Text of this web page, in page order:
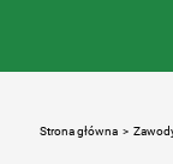
Strona główna